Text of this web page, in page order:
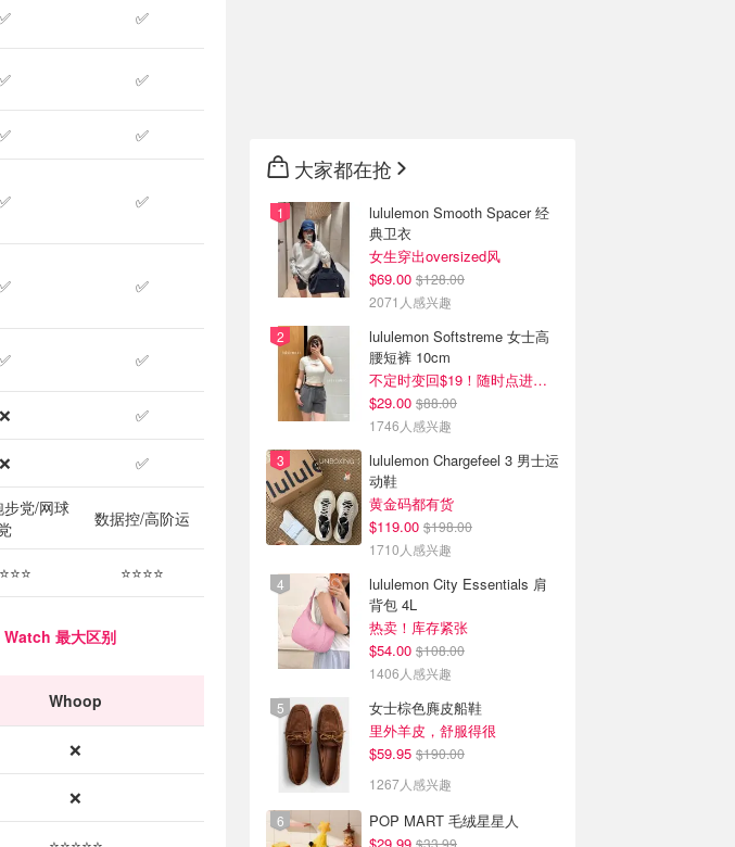
✅
✅
✅
✅
✅
✅
❌ ✅
❌ ✅
党/网球
数据控/高阶运
⭐⭐⭐⭐
最大区别
Whoop
❌
❌
大家都在抢
lululemon Smooth Spacer 经
典卫衣
女生穿出oversized风
$69.00 $128.00
2071人感兴趣
lululemon Softstreme 女士高
腰短裤 10cm
不定时变回$19！随时点进来看
$29.00 $88.00
1746人感兴趣
lululemon Chargefeel 3 男士运
动鞋
黄金码都有货
$119.00 $198.00
1710人感兴趣
lululemon City Essentials 肩
背包 4L
热卖！库存紧张
$54.00 $108.00
1406人感兴趣
女士棕色麂皮船鞋
里外羊皮，舒服得很
$59.95 $190.00
1267人感兴趣
POP MART 毛绒星星人
$33.99